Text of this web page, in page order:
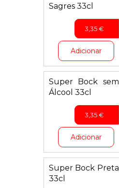
Sagres 33cl
3,35€
Adicionar
Super Bock sem
Álcool 33cl
3,35€
Adicionar
Super Bock Preta
33cl